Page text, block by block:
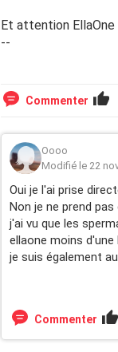
Et attention
--
Commenter
Oooo
Modifié le 22
Oui je l'ai prise
Non je ne prend pas
j'ai vu que les
ellaone moins
je suis également
Commenter